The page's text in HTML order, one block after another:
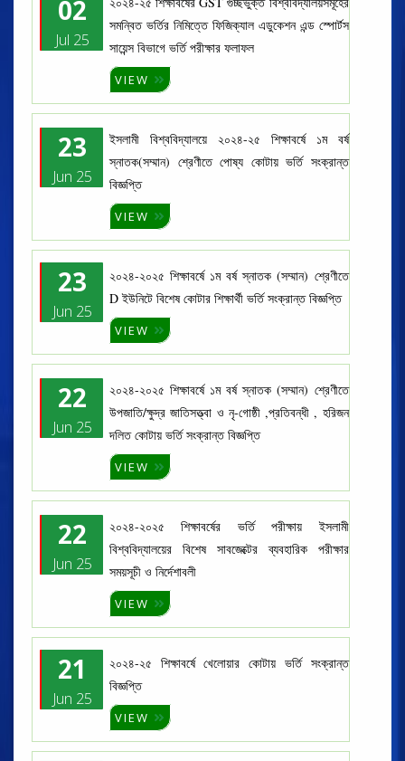
02
Jul 25
সমন্বিত ভর্তির নিমিত্তে ফিজিক্যাল এডুকেশন এন্ড স্পোর্টস
সায়েন্স বিভাগে ভর্তি পরীক্ষার ফলাফল
VIEW
23
Jun 25
ইসলামী বিশ্ববিদ্যালয়ে ২০২৪-২৫ শিক্ষাবর্ষে ১ম বর্ষ
স্নাতক(সম্মান) শ্রেণীতে পোষ্য কোটায় ভর্তি সংক্রান্ত
বিজ্ঞপ্তি
VIEW
23
Jun 25
২০২৪-২০২৫ শিক্ষাবর্ষে ১ম বর্ষ স্নাতক (সম্মান) শ্রেণীতে
D ইউনিটে বিশেষ কোটার শিক্ষার্থী ভর্তি সংক্রান্ত বিজ্ঞপ্তি
VIEW
22
Jun 25
২০২৪-২০২৫ শিক্ষাবর্ষে ১ম বর্ষ স্নাতক (সম্মান) শ্রেণীতে
উপজাতি/ক্ষুদ্র জাতিসত্ত্বা ও নৃ-গোষ্ঠী ,প্রতিবন্ধী , হরিজন
দলিত কোটায় ভর্তি সংক্রান্ত বিজ্ঞপ্তি
VIEW
22
Jun 25
২০২৪-২০২৫ শিক্ষাবর্ষের ভর্তি পরীক্ষায় ইসলামী
বিশ্ববিদ্যালয়ের বিশেষ সাবজেক্টের ব্যবহারিক পরীক্ষার
সময়সূচী ও নির্দেশাবলী
VIEW
21
Jun 25
২০২৪-২৫ শিক্ষাবর্ষে খেলোয়ার কোটায় ভর্তি সংক্রান্ত
বিজ্ঞপ্তি
VIEW